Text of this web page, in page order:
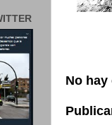
No